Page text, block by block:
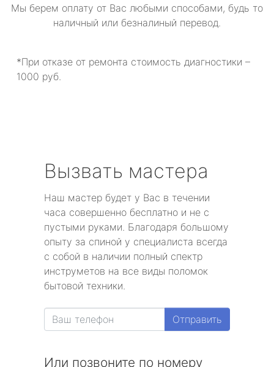
Мы берем оплату от Вас любыми способами, будь то
наличный или безналиный перевод.
*При отказе от ремонта стоимость диагностики –
1000 руб.
Вызвать мастера
Наш мастер будет у Вас в течении
часа совершенно бесплатно и не с
пустыми руками. Благодаря большому
опыту за спиной у специалиста всегда
с собой в наличии полный спектр
инструметов на все виды поломок
бытовой техники.
Отправить
Или позвоните по номеру